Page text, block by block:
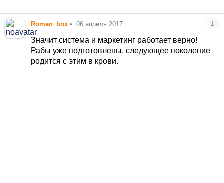
Roman_box • 06 апреля 2017 1
Значит система и маркетинг работает верно!
Рабы уже подготовлены, следующее поколение
родится с этим в крови.